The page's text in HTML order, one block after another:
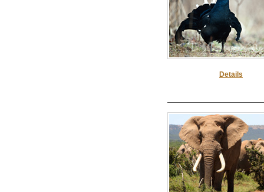
Details